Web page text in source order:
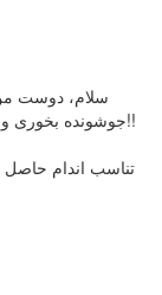
سلام، دوست
جوشونده بخوری و بره دقیقا فلان جا رو براتون چربی زدایی کنه!!
تناسب اندام